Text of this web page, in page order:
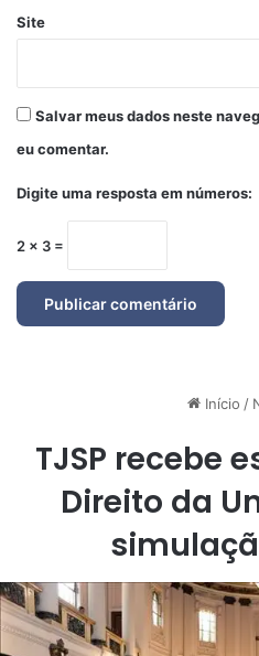
Site
Salvar meus dados neste
eu comentar.
Digite uma resposta em números:
2 × 3 =